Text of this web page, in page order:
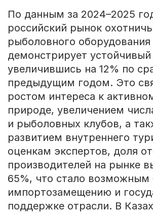
По данным за 2024–2025
российский рынок
рыболовного оборудования
демонстрирует устойчивый
увеличившись на 12% по
предыдущим годом. Это
ростом интереса к
природе, увеличением
и рыболовных клубов, а
развитием внутреннего
оценкам экспертов, доля
производителей на рынке
65%, что стало возможным
импортозамещению и
поддержке отрасли. В